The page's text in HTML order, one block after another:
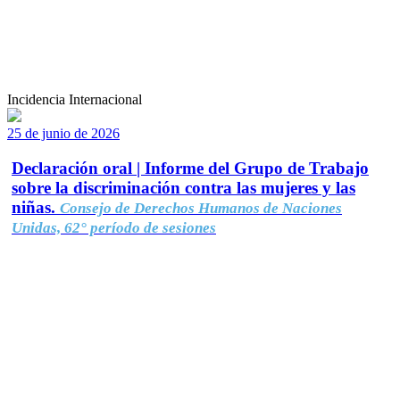
Incidencia Internacional
25 de junio de 2026
Declaración oral | Informe del Grupo de Trabajo
sobre la discriminación contra las mujeres y las
niñas. Consejo de Derechos Humanos de Naciones
Unidas, 62° período de sesiones